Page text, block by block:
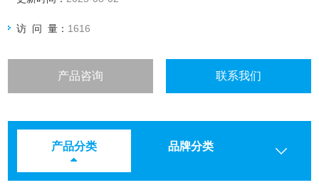
访 问 量： 1616
产品咨询 联系我们
产品分类 品牌分类